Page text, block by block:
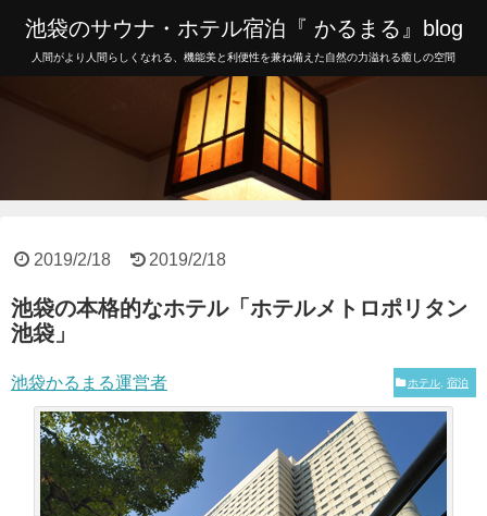
池袋のサウナ・ホテル宿泊『 かるまる』blog
人間がより人間らしくなれる、機能美と利便性を兼ね備えた自然の力溢れる癒しの空間
2019/2/18 2019/2/18
池袋の本格的なホテル「ホテルメトロポリタン
池袋」
池袋かるまる運営者 ホテル 宿泊